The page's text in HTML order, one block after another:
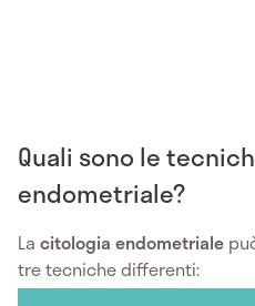
Quali sono le
endometriale?
La citologia endometriale
tre tecniche differenti: